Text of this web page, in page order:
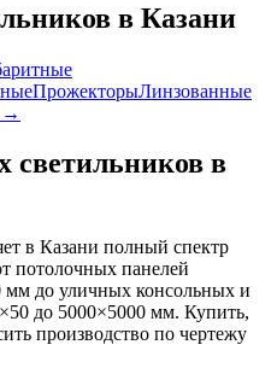
в Казани
ПрожекторыЛинзованные
→
светильников в
в Казани полный спектр
потолочных панелей
до уличных консольных и
до 5000×5000 мм. Купить,
производство по чертежу